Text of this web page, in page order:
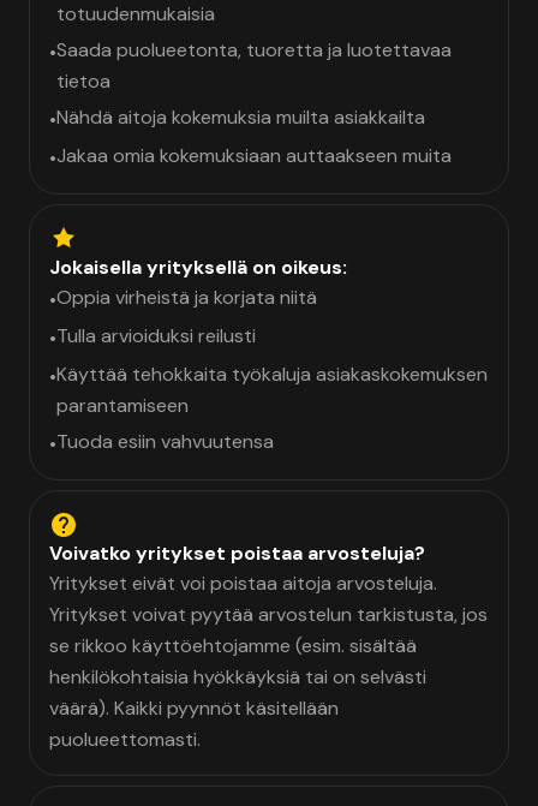
totuudenmukaisia
•Saada puolueetonta, tuoretta ja luotettavaa
tietoa
•Nähdä aitoja kokemuksia muilta asiakkailta
•Jakaa omia kokemuksiaan auttaakseen muita
Jokaisella yrityksellä on oikeus:
•Oppia virheistä ja korjata niitä
•Tulla arvioiduksi reilusti
•Käyttää tehokkaita työkaluja asiakaskokemuksen
parantamiseen
•Tuoda esiin vahvuutensa
Voivatko yritykset poistaa arvosteluja?
Yritykset eivät voi poistaa aitoja arvosteluja.
Yritykset voivat pyytää arvostelun tarkistusta, jos
se rikkoo käyttöehtojamme (esim. sisältää
henkilökohtaisia hyökkäyksiä tai on selvästi
väärä). Kaikki pyynnöt käsitellään
puolueettomasti.